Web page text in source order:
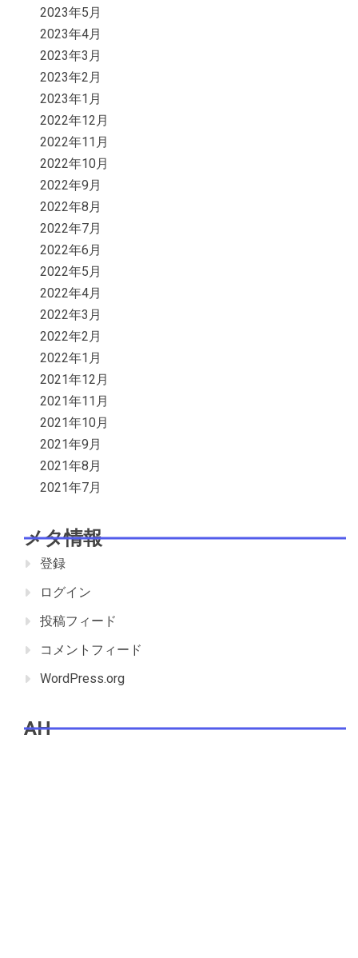
2023年5月
2023年4月
2023年3月
2023年2月
2023年1月
2022年12月
2022年11月
2022年10月
2022年9月
2022年8月
2022年7月
2022年6月
2022年5月
2022年4月
2022年3月
2022年2月
2022年1月
2021年12月
2021年11月
2021年10月
2021年9月
2021年8月
2021年7月
メタ情報
登録
ログイン
投稿フィード
コメントフィード
WordPress.org
AH